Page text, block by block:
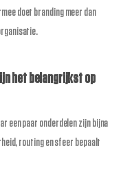
doet branding meer dan
het belangrijkst op
een paar onderdelen zijn bijna
routing en sfeer bepaalt